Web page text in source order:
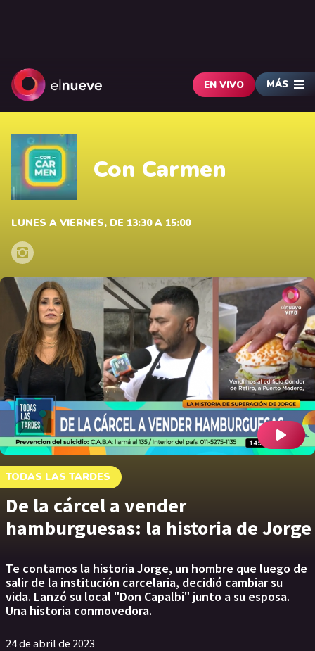
EN VIVO MÁS
Con Carmen
LUNES A VIERNES, DE 13:30 A 15:00
TODAS LAS TARDES
De la cárcel a vender
hamburguesas: la historia de Jorge
Te contamos la historia Jorge, un hombre que luego de
salir de la institución carcelaria, decidió cambiar su
vida. Lanzó su local "Don Capalbi" junto a su esposa.
Una historia conmovedora.
24 de abril de 2023